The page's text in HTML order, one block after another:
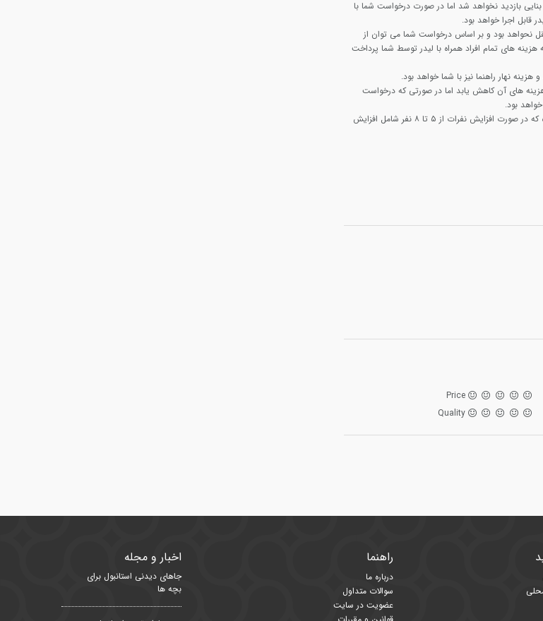
بازدید نخواهد شد اما در صورت درخواست شما با
قابل اجرا خواهد بود.
نحواهد بود و بر اساس درخواست شما می توان از
های تمام افراد همراه با لیدر توسط شما پرداخت
نهار راهنما نیز با شما خواهد بود.
های آن کاهش یابد اما در صورتی که درخواست
بود.
هزینه این تور با تعداد افراد ۱ تا ۴ نفر محاسبه شده که در صورت افزایش نفرات از ۵ تا ۸ نفر شامل افزایش
Price
Quality
راهنما
درباره ما
سوالات متداول
عضویت در سایت
اخبار و مجله
جاهای دیدنی استانبول برای
بچه ها